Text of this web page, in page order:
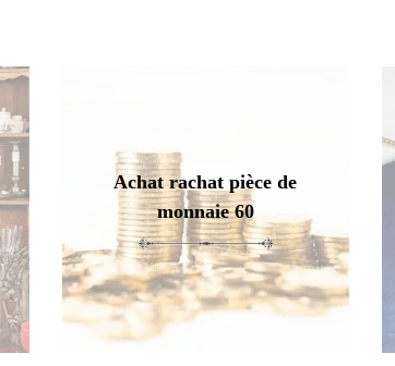
Achat rachat pièce de
monnaie 60